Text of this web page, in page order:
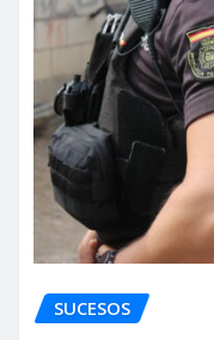
SUCESOS